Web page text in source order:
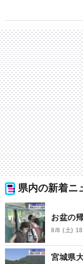
県内の新着ニ
お盆の
8/8 (土)
宮城県